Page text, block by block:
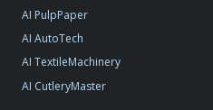
AI PulpPaper
AI AutoTech
AI TextileMachinery
AI CutleryMaster